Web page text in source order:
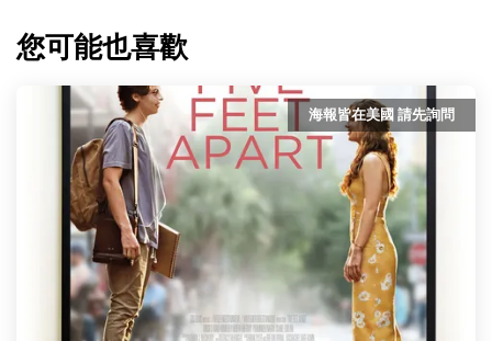
您可能也喜歡
海報皆在美國 請先詢問